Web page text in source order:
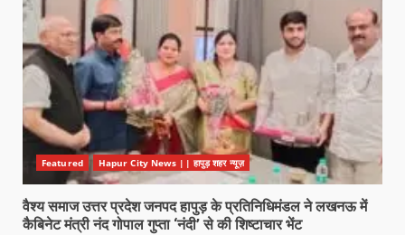
Featured Hapur City News || हापुड़ शहर न्यूज़
वैश्य समाज उत्तर प्रदेश जनपद हापुड़ के प्रतिनिधिमंडल ने लखनऊ में
कैबिनेट मंत्री नंद गोपाल गुप्ता ‘नंदी’ से की शिष्टाचार भेंट